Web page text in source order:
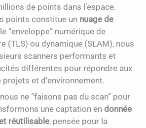
de points dans l’espace.
points constitue un nuage de
“enveloppe” numérique de
(TLS) ou dynamique (SLAM), nous
scanners performants et
différentes pour répondre aux
et d’environnement.
ne “faisons pas du scan” pour
une captation en donnée
réutilisable, pensée pour la